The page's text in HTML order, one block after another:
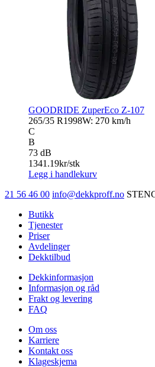
GOODRIDE ZuperEco Z-107
265/35 R1998W: 270 km/h
C
B
73 dB
1341.19kr/stk
Legg i handlekurv
21 56 46 00 info@dekkproff.no
Butikk
Tjenester
Priser
Avdelinger
Dekktilbud
Dekkinformasjon
Informasjon og råd
Frakt og levering
FAQ
Om oss
Karriere
Kontakt oss
Klageskjema